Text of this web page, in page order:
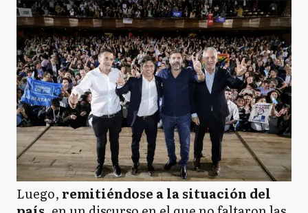
Luego, remitiéndose a la situación del